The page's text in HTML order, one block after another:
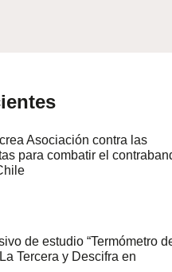
Asociación contra las
para combatir el
de estudio “Termómetro
Tercera y Descifra en